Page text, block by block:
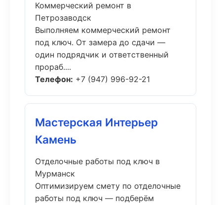
Коммерческий ремонт в
Петрозаводск
Выполняем коммерческий ремонт
под ключ. От замера до сдачи —
один подрядчик и ответственный
прораб....
Телефон: +7 (947) 996-92-21
Мастерская Интерьер
Камень
Отделочные работы под ключ в
Мурманск
Оптимизируем смету по отделочные
работы под ключ — подберём